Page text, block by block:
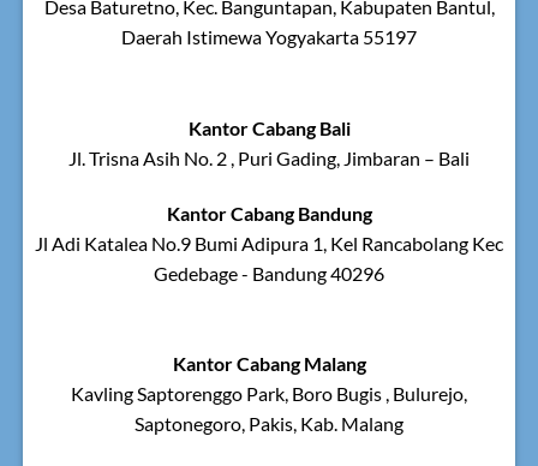
Desa Baturetno, Kec. Banguntapan, Kabupaten Bantul,
Daerah Istimewa Yogyakarta 55197
Kantor Cabang Bali
Jl. Trisna Asih No. 2 , Puri Gading, Jimbaran – Bali
Kantor Cabang Bandung
Jl Adi Katalea No.9 Bumi Adipura 1, Kel Rancabolang Kec
Gedebage - Bandung 40296
Kantor Cabang Malang
Kavling Saptorenggo Park, Boro Bugis , Bulurejo,
Saptonegoro, Pakis, Kab. Malang